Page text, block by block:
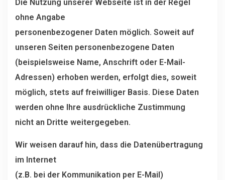
Die Nutzung unserer Webseite ist in der Regel
ohne Angabe
personenbezogener Daten möglich. Soweit auf
unseren Seiten personenbezogene Daten
(beispielsweise Name, Anschrift oder E-Mail-
Adressen) erhoben werden, erfolgt dies, soweit
möglich, stets auf freiwilliger Basis. Diese Daten
werden ohne Ihre ausdrückliche Zustimmung
nicht an Dritte weitergegeben.
Wir weisen darauf hin, dass die Datenübertragung
im Internet
(z.B. bei der Kommunikation per E-Mail)